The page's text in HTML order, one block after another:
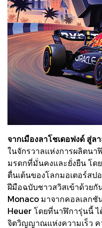
จากเมืองลาโชเดอฟงด์ สู่ล
ในจักรวาลแห่งการผลิตนา
มรดกที่มั่นคงและยั่งยืน โด
ตื่นเต้นของโลกมอเตอร์ส
ฝีมือฉบับชาวสวิสเข้าด้วย
Monaco มาจากคอลเลก
Heuer โดยที่นาฬิการุ่นนี้
จิตวิญญาณแห่งความเร็ว ค